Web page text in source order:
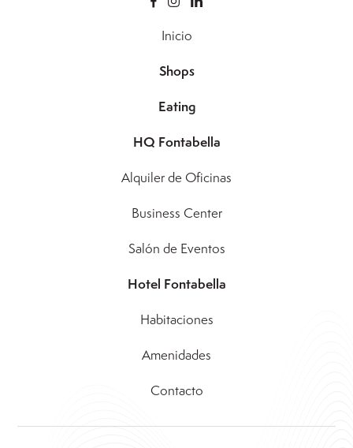
Inicio
Shops
Eating
HQ Fontabella
Alquiler de Oficinas
Business Center
Salón de Eventos
Hotel Fontabella
Habitaciones
Amenidades
Contacto